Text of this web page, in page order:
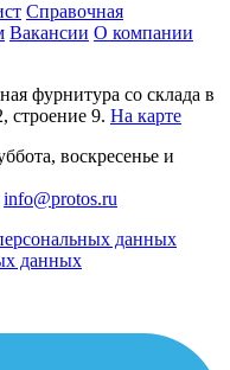
Справочная
Вакансии О компании
фурнитура со склада в
строение 9. На карте
воскресенье и
info@protos.ru
данных
данных